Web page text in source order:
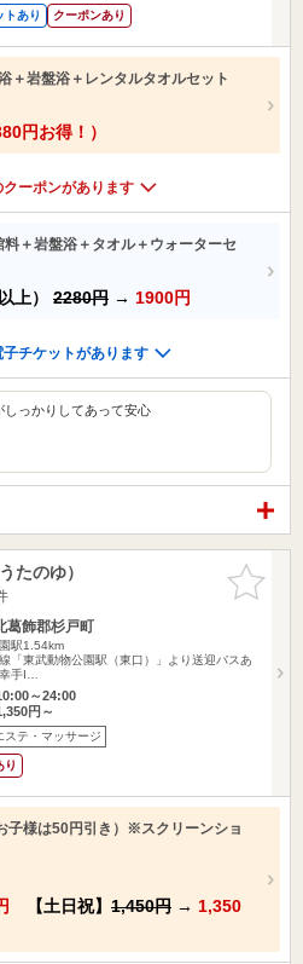
トあり クーポンあり
＋岩盤浴＋レンタルタオルセット
円お得！）
ーポンがあります
料＋岩盤浴＋タオル＋ウォーターセ
上） 2280円 → 1900円
チケットがあります
っかりしてあって安心
お気に入
りに追加
たのゆ）
葛飾郡杉戸町
駅1.54km
「東武動物公園駅（東口）」より送迎バスあ
手I…
～24:00
円～
ステ・マッサージ
り
子様は50円引き）※スクリーンショ
【土日祝】 1,450円 → 1,350